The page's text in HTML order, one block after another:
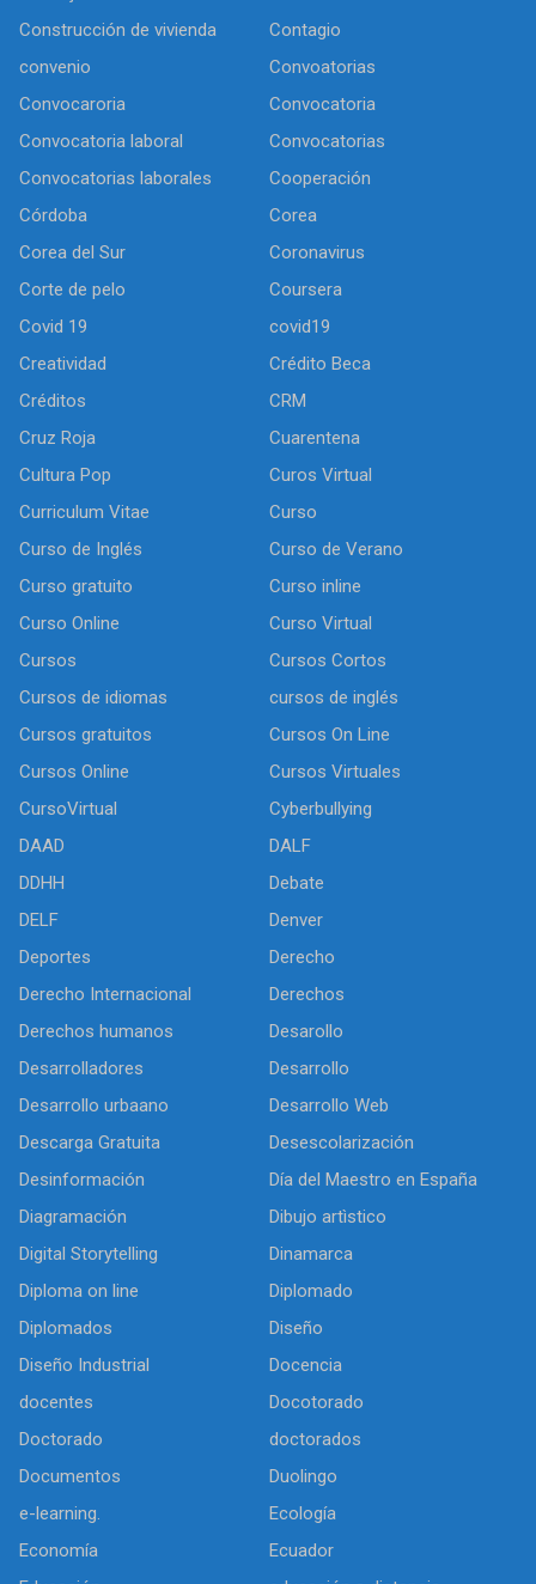
Construcción de vivienda
Contagio
convenio
Convoatorias
Convocaroria
Convocatoria
Convocatoria laboral
Convocatorias
Convocatorias laborales
Cooperación
Córdoba
Corea
Corea del Sur
Coronavirus
Corte de pelo
Coursera
Covid 19
covid19
Creatividad
Crédito Beca
Créditos
CRM
Cruz Roja
Cuarentena
Cultura Pop
Curos Virtual
Curriculum Vitae
Curso
Curso de Inglés
Curso de Verano
Curso gratuito
Curso inline
Curso Online
Curso Virtual
Cursos
Cursos Cortos
Cursos de idiomas
cursos de inglés
Cursos gratuitos
Cursos On Line
Cursos Online
Cursos Virtuales
CursoVirtual
Cyberbullying
DAAD
DALF
DDHH
Debate
DELF
Denver
Deportes
Derecho
Derecho Internacional
Derechos
Derechos humanos
Desarollo
Desarrolladores
Desarrollo
Desarrollo urbaano
Desarrollo Web
Descarga Gratuita
Desescolarización
Desinformación
Día del Maestro en España
Diagramación
Dibujo artìstico
Digital Storytelling
Dinamarca
Diploma on line
Diplomado
Diplomados
Diseño
Diseño Industrial
Docencia
docentes
Docotorado
Doctorado
doctorados
Documentos
Duolingo
e-learning.
Ecología
Economía
Ecuador